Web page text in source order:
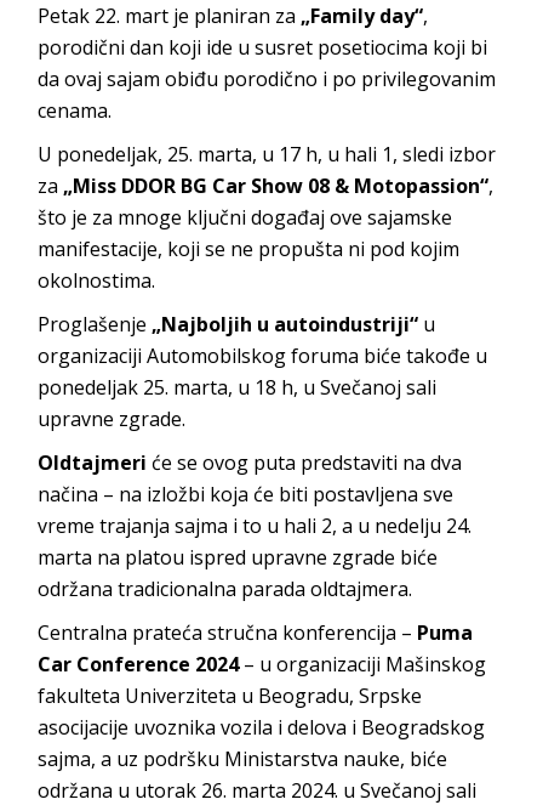
Petak 22. mart je planiran za „Family day“,
porodični dan koji ide u susret posetiocima koji bi
da ovaj sajam obiđu porodično i po privilegovanim
cenama.
U ponedeljak, 25. marta, u 17 h, u hali 1, sledi izbor
za „Miss DDOR BG Car Show 08 & Motopassion“,
što je za mnoge ključni događaj ove sajamske
manifestacije, koji se ne propušta ni pod kojim
okolnostima.
Proglašenje „Najboljih u autoindustriji“ u
organizaciji Automobilskog foruma biće takođe u
ponedeljak 25. marta, u 18 h, u Svečanoj sali
upravne zgrade.
Oldtajmeri će se ovog puta predstaviti na dva
načina – na izložbi koja će biti postavljena sve
vreme trajanja sajma i to u hali 2, a u nedelju 24.
marta na platou ispred upravne zgrade biće
održana tradicionalna parada oldtajmera.
Centralna prateća stručna konferencija – Puma
Car Conference 2024– u organizaciji Mašinskog
fakulteta Univerziteta u Beogradu, Srpske
asocijacije uvoznika vozila i delova i Beogradskog
sajma, a uz podršku Ministarstva nauke, biće
održana u utorak 26. marta 2024. u Svečanoj sali